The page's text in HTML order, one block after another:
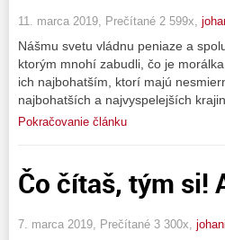
11. marca 2019, Prečítané 2 599x,
Nášmu svetu vládnu peniaze a
ktorým mnohí zabudli, čo je
ich najbohatším, ktorí majú
najbohatších a najvyspelejších
Pokračovanie článku
Čo čítaš, tým si!
7. marca 2019, Prečítané 3 300x,